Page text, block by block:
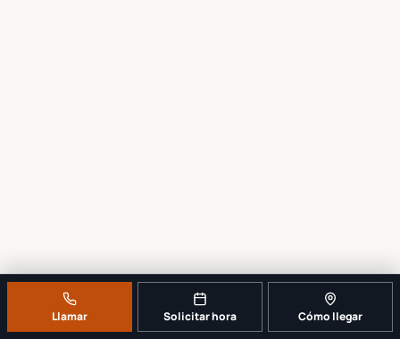
Llamar Solicitar hora Cómo llegar